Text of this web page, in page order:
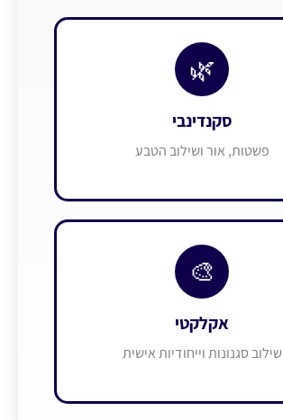
🌿
סקנדינבי
פשטות, אור ושילוב הטבע
🎨
אקלקטי
שילוב סגנונות וייחודיות אישית